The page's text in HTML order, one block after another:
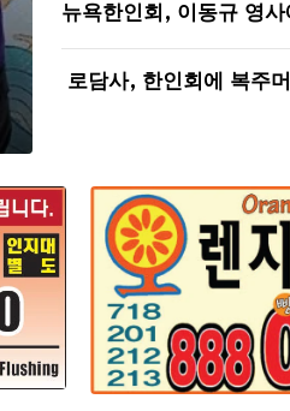
뉴욕한인회, 이동규 영사
로담사, 한인회에 복주